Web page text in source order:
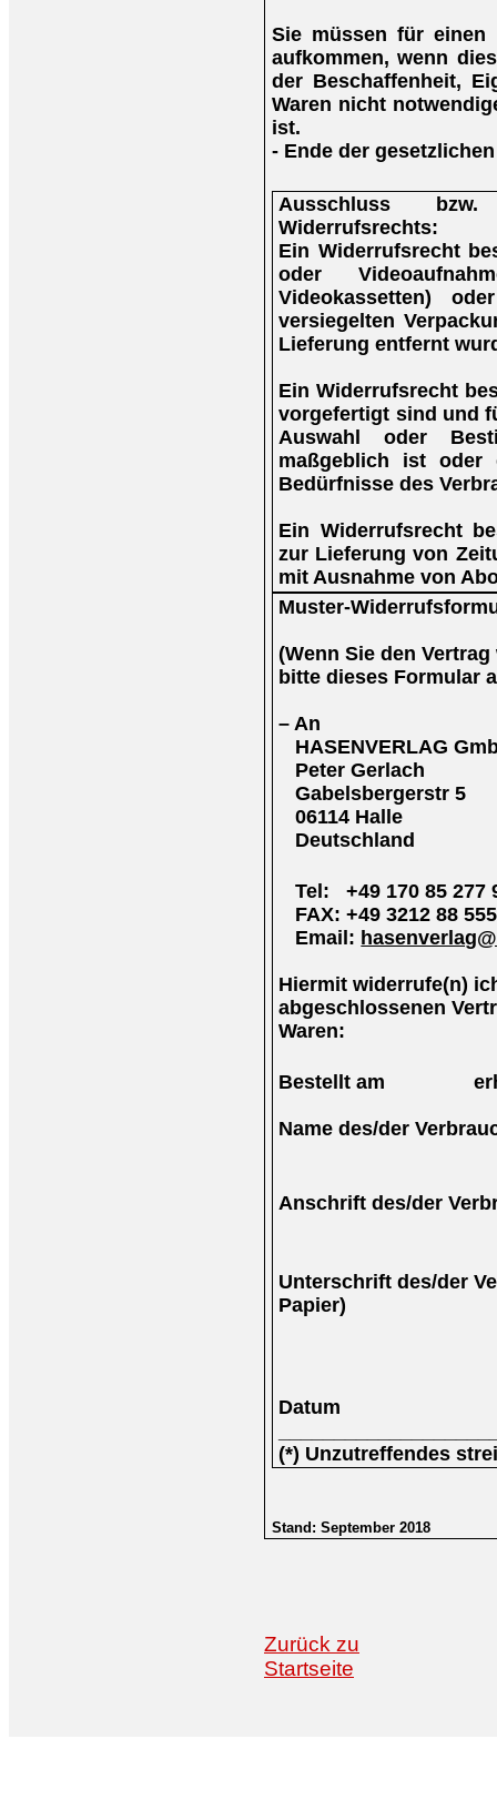
Sie müssen für einen
aufkommen, wenn
der Beschaffenheit,
Waren nicht
ist.
- Ende der
Ausschluss
Widerrufsrechts:
Ein Widerrufsrecht
oder
Videokassetten)
versiegelten
Lieferung entfernt
Ein Widerrufsrecht
vorgefertigt sind und
Auswahl oder
maßgeblich ist oder
Bedürfnisse des
Ein Widerrufsrecht
zur Lieferung von
mit Ausnahme von
Muster-
(Wenn Sie den
bitte dieses Formular
– An
HASENVERLAG
Peter Gerlach
Gabelsbergerstr 5
06114 Halle
Deutschland
Tel: +49 170 85 277
FAX: +49 3212 88
Email:
Hiermit widerrufe(n)
abgeschlossenen
Waren:
Bestellt am
Name des/der
Anschrift des/der
Unterschrift des/der
Papier)
Datum
(*) Unzutreffendes
Stand: September 2018
Zurück zu
Startseite